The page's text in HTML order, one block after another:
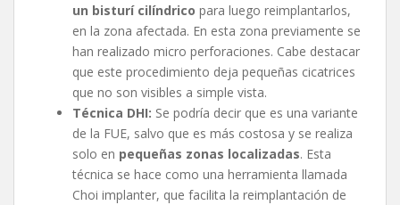
un bisturí cilíndrico para luego reimplantarlos,
en la zona afectada. En esta zona previamente se
han realizado micro perforaciones. Cabe destacar
que este procedimiento deja pequeñas cicatrices
que no son visibles a simple vista.
Técnica DHI: Se podría decir que es una variante
de la FUE, salvo que es más costosa y se realiza
solo en pequeñas zonas localizadas. Esta
técnica se hace como una herramienta llamada
Choi implanter, que facilita la reimplantación de